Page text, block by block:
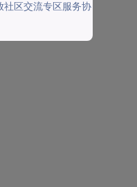
社区交流专区服务协